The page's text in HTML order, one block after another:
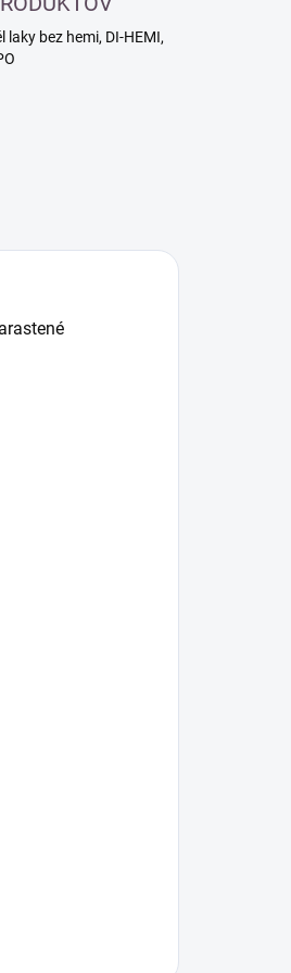
laky bez hemi, DI-HEMI,